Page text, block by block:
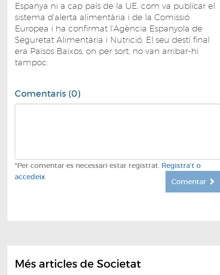
Espanya ni a cap país de la UE, com va publicar el
sistema d'alerta alimentària i de la Comissió
Europea i ha confirmat l'Agència Espanyola de
Seguretat Alimentària i Nutrició. El seu destí final
era Països Baixos, on per sort, no van arribar-hi
tampoc.
Comentaris (0)
*Per comentar es necessari estar registrat. Registra't o
accedeix
Comentar
Més articles de Societat